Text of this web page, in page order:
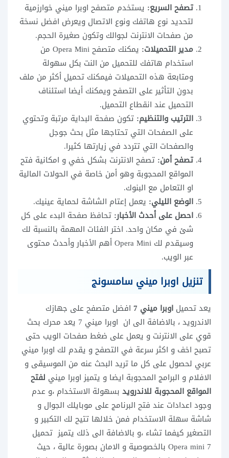
تصفح السريع: يستخدم متصفح اوبرا ميني خوارزمية
لتحديد نوع هاتفك ونوع الاتصال ويعرض افضل نسخة
من صفحات الانترنت لجوالك وتكون صغيرة الحجم.
مدير التحميلات:
يمكنك متصفح Opera Mini من
استخدام هاتفك للتحميل من النت بكل سهولة
ومتابعة هذه التحميلات فيمكنك تحميل أكثر من ملف
بدون التأثير على التصفح ويمكنك أيضا استئناف
التحميل عند انقطاع التحميل.
الترتيب والتنظيم: تكون صفحة البداية مرتبة وتحتوي
على الصفحات التي تحتاجها مثل بحث جوجل
والصفحات التي تتردد في زيارتها كثيرا.
تصفح أمن: تصفح الانترنت بشكل خفي و امكانية فتح
المواقع المحجوبة وهو أمن خاصة في الحولات المالية
او التعامل مع البنوك.
الوضع الليلي: يعمل إعتام الشاشة لحماية عينيك.
احصل على أحدث الأخبار: تحافظ صفحة البدء على كل
شئ في مكان واحد. اختر الفئات المهمة بالنسبة لك
وسيقدم لك Opera Mini أهم الأخبار وأحدث محتوى
عبر الويب.
تنزيل اوبرا ميني سامسونج
يعد تحميل اوبرا ميني 7
افضل متصفح على جهازك
الاندرويد ، بالاضافة الى ان اوبرا ميني 7 يعد محرك بحث
قوي على الانترنت و يعمل على ضغط صفحات الويب حتى
تصبح اخف و اكثر سرعة في التصفح و يقدم لك اوبرا ميني
عربي لحصول على كل ما تريد البحث عنه من الموسيقى و
الافلام و البرامج المحجوبة ايضا و يتميز اوبرا ميني لفتح
المواقع المحجوبة للاندرويد بسهولة الاستخدام ،و عدم
وجود اعدادات عند فتح البرنامج على موبايلك الجوال و
شاشة سهلة الاستخدام فمن خلالها تتيح لك التكبير و
التصغير كيفما تشاء ،و بالاضافة الى ذلك يتميز تحميل
Opera mini 7 بالخصوصية و الامان بصورة عالية ، حيث